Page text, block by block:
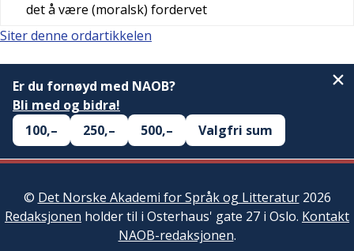
det å være (moralsk) fordervet
Siter denne ordartikkelen
Er du fornøyd med NAOB?
Bli med og bidra!
100,–
250,– 500,– Valgfri sum
© Det Norske Akademi for Språk og Litteratur2026
Redaksjonen holder til i Osterhaus' gate 27 i Oslo. Kontakt
NAOB-redaksjonen.